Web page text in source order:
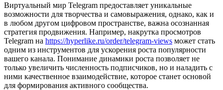
Виртуальный мир Telegram предоставляет уникальные
возможности для творчества и самовыражения, однако, как и
в любом другом цифровом пространстве, важна осознанная
стратегия продвижения. Например, накрутка просмотров
Telegram на https://hyperlike.ru/order/telegram-views может стать
одним из инструментов для ускорения роста популярности
вашего канала. Понимание динамики роста позволяет не
только увеличить численность подписчиков, но и наладить с
ними качественное взаимодействие, которое станет основой
для формирования активного сообщества.